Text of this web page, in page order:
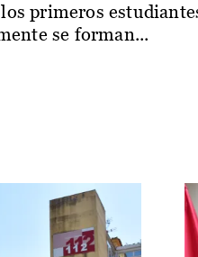
primeros
se forman...